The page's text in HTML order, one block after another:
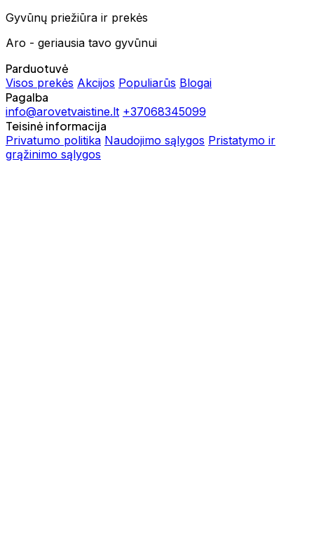
Gyvūnų priežiūra ir prekės
Aro - geriausia tavo gyvūnui
Parduotuvė
Visos prekės Akcijos Populiarūs Blogai
Pagalba
info@arovetvaistine.lt +37068345099
Teisinė informacija
Privatumo politika Naudojimo sąlygos Pristatymo ir
grąžinimo sąlygos